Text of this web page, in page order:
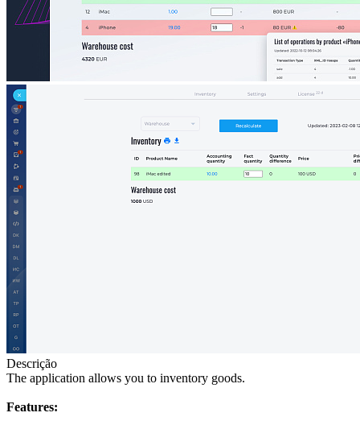
Descrição
The application allows you to inventory goods.
Features: